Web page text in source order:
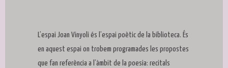
L’espai Joan Vinyoli és l’espai poètic de la biblioteca. És
en aquest espai on trobem programades les propostes
que fan referència a l’àmbit de la poesia: recitals